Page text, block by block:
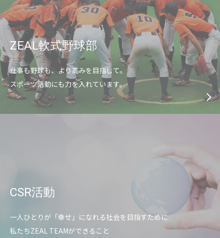
ZEAL軟式野球部
仕事も野球も、より高みを目指して。
スポーツ活動にも力を入れています。
CSR活動
一人ひとりが「幸せ」になれる社会を目指すために
私たちZEAL TEAMができること